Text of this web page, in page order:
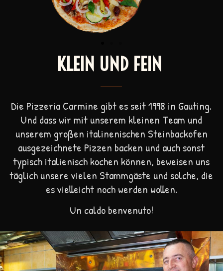
KLEIN UND FEIN
Die Pizzeria Carmine gibt es seit 1998 in Gauting.
Und dass wir mit unserem kleinen Team und
unserem großen italinenischen Steinbackofen
ausgezeichnete Pizzen backen und auch sonst
typisch italienisch kochen können, beweisen uns
täglich unsere vielen Stammgäste und solche, die
es vielleicht noch werden wollen.
Un caldo benvenuto!